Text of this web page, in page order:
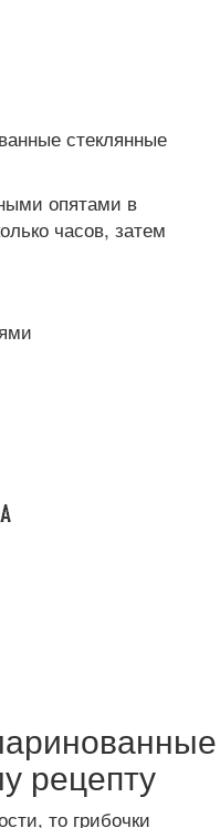
стеклянные
опятами в
часов, затем
рецепту
то грибочки